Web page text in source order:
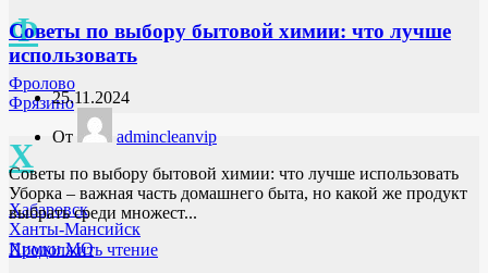
Ф
Фролово
Фрязино
Х
Хабаровск
Ханты-Мансийск
Химки МО
Советы по выбору бытовой химии: что лучше
использовать
25.11.2024
От
admincleanvip
Советы по выбору бытовой химии: что лучше использовать
Уборка – важная часть домашнего быта, но какой же продукт
выбрать среди множест...
Продолжить чтение